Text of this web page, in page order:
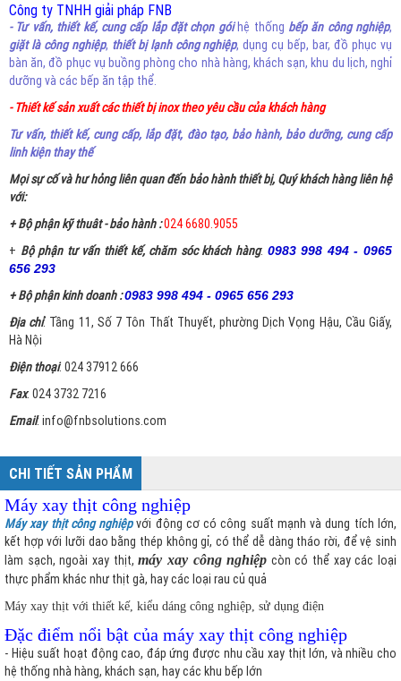
Công ty TNHH giải pháp FNB
- Tư vấn, thiết kế, cung cấp lắp đặt chọn góihệ thống bếp ăn công nghiệp,
giặt là công nghiệp, thiết bị lạnh công nghiệp, dụng cụ bếp, bar, đồ phục vụ
bàn ăn, đồ phục vụ buồng phòng cho nhà hàng, khách sạn, khu du lịch, nghỉ
dưỡng và các bếp ăn tập thể.
- Thiết kế sản xuất các thiết bị inox theo yêu cầu của khách hàng
Tư vấn, thiết kế, cung cấp, lắp đặt, đào tạo, bảo hành, bảo dưỡng, cung cấp
linh kiện thay thế
Mọi sự cố và hư hỏng liên quan đến bảo hành thiết bị, Quý khách hàng liên hệ
với:
+ Bộ phận kỹ thuât - bảo hành :024 6680.9055
+ Bộ phận tư vấn thiết kế, chăm sóc khách hàng: 0983 998 494 - 0965
656 293
+ Bộ phận kinh doanh :0983 998 494 - 0965 656 293
Địa chỉ: Tầng 11, Số 7 Tôn Thất Thuyết, phường Dịch Vọng Hậu, Cầu Giấy,
Hà Nội
Điện thoại: 024 37912 666
Fax: 024 3732 7216
Email: info@fnbsolutions.com
CHI TIẾT SẢN PHẨM
Máy xay thịt công nghiệp
Máy xay thịt công nghiệpvới động cơ có công suất mạnh và dung tích lớn,
kết hợp với lưỡi dao bằng thép không gỉ, có thể dễ dàng tháo rời, để vệ sinh
làm sạch, ngoài xay thịt,máy xay công nghiệp còn có thể xay các loại
thực phẩm khác như thịt gà, hay các loại rau củ quả
Máy xay thịt với thiết kế, kiểu dáng công nghiệp, sử dụng điện
Đặc điểm nổi bật của máy xay thịt công nghiệp
- Hiệu suất hoạt động cao, đáp ứng được nhu cầu xay thịt lớn, và nhiều cho
hệ thống nhà hàng, khách sạn, hay các khu bếp lớn